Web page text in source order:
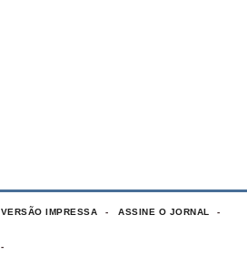
VERSÃO IMPRESSA ASSINE O JORNAL